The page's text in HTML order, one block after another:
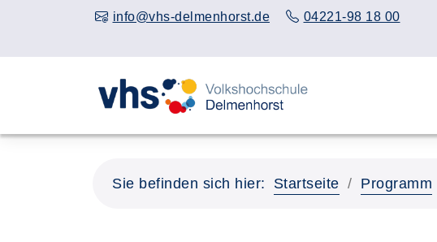
info@vhs-delmenhorst.de 04221-98 18 00
Sie befinden sich hier: Startseite Programm